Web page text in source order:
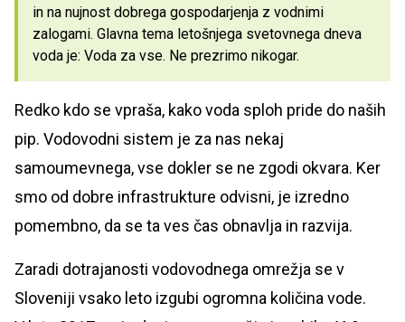
in na nujnost dobrega gospodarjenja z vodnimi
zalogami. Glavna tema letošnjega svetovnega dneva
voda je: Voda za vse. Ne prezrimo nikogar.
Redko kdo se vpraša, kako voda sploh pride do naših
pip. Vodovodni sistem je za nas nekaj
samoumevnega, vse dokler se ne zgodi okvara. Ker
smo od dobre infrastrukture odvisni, je izredno
pomembno, da se ta ves čas obnavlja in razvija.
Zaradi dotrajanosti vodovodnega omrežja se v
Sloveniji vsako leto izgubi ogromna količina vode.